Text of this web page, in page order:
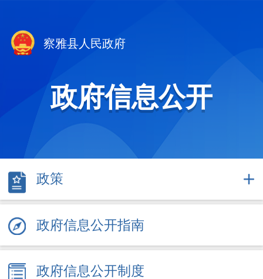
察雅县人民政府
政府信息公开
政策
政府信息公开指南
政府信息公开制度